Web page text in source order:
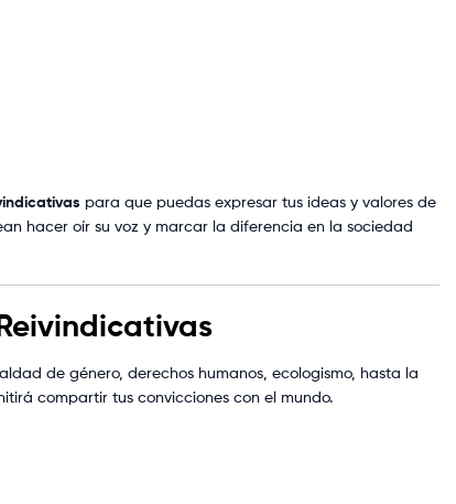
para que puedas expresar tus ideas y valores de
hacer oír su voz y marcar la diferencia en la sociedad
de género, derechos humanos, ecologismo, hasta la
compartir tus convicciones con el mundo.